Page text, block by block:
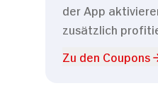
der App
zusätzlich
Zu den Coupons